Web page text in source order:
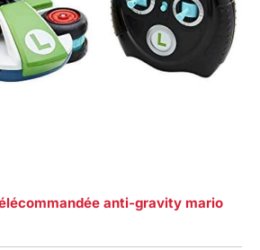
anti-gravity mario